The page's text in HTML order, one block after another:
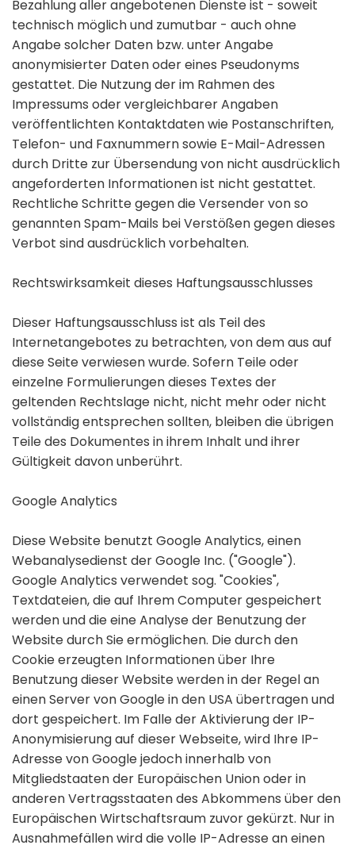
Bezahlung aller angebotenen Dienste ist - soweit
technisch möglich und zumutbar - auch ohne
Angabe solcher Daten bzw. unter Angabe
anonymisierter Daten oder eines Pseudonyms
gestattet. Die Nutzung der im Rahmen des
Impressums oder vergleichbarer Angaben
veröffentlichten Kontaktdaten wie Postanschriften,
Telefon- und Faxnummern sowie E-Mail-Adressen
durch Dritte zur Übersendung von nicht ausdrücklich
angeforderten Informationen ist nicht gestattet.
Rechtliche Schritte gegen die Versender von so
genannten Spam-Mails bei Verstößen gegen dieses
Verbot sind ausdrücklich vorbehalten.
Rechtswirksamkeit dieses Haftungsausschlusses
Dieser Haftungsausschluss ist als Teil des
Internetangebotes zu betrachten, von dem aus auf
diese Seite verwiesen wurde. Sofern Teile oder
einzelne Formulierungen dieses Textes der
geltenden Rechtslage nicht, nicht mehr oder nicht
vollständig entsprechen sollten, bleiben die übrigen
Teile des Dokumentes in ihrem Inhalt und ihrer
Gültigkeit davon unberührt.
Google Analytics
Diese Website benutzt Google Analytics, einen
Webanalysedienst der Google Inc. ("Google").
Google Analytics verwendet sog. "Cookies",
Textdateien, die auf Ihrem Computer gespeichert
werden und die eine Analyse der Benutzung der
Website durch Sie ermöglichen. Die durch den
Cookie erzeugten Informationen über Ihre
Benutzung dieser Website werden in der Regel an
einen Server von Google in den USA übertragen und
dort gespeichert. Im Falle der Aktivierung der IP-
Anonymisierung auf dieser Webseite, wird Ihre IP-
Adresse von Google jedoch innerhalb von
Mitgliedstaaten der Europäischen Union oder in
anderen Vertragsstaaten des Abkommens über den
Europäischen Wirtschaftsraum zuvor gekürzt. Nur in
Ausnahmefällen wird die volle IP-Adresse an einen